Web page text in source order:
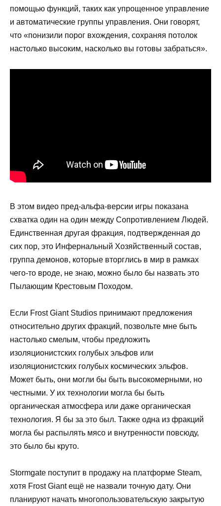
помощью функций, таких как упрощенное управление
и автоматические группы управления. Они говорят,
что «понизили порог вхождения, сохраняя потолок
настолько высоким, насколько вы готовы забраться».
В этом видео пред-альфа-версии игры показана
схватка один на один между Сопротивлением Людей.
Единственная другая фракция, подтвержденная до
сих пор, это Инфернальный Хозяйственный состав,
группа демонов, которые вторглись в мир в рамках
чего-то вроде, не знаю, можно было бы назвать это
Пылающим Крестовым Походом.
Если Frost Giant Studios принимают предложения
относительно других фракций, позвольте мне быть
настолько смелым, чтобы предложить
изоляционистских голубых эльфов или
изоляционистских голубых космических эльфов.
Может быть, они могли бы быть высокомерными, но
честными. У их технологии могла бы быть
органическая атмосфера или даже органическая
технология. Я бы за это был. Также одна из фракций
могла бы распылять мясо и внутренности повсюду,
это было бы круто.
Stormgate поступит в продажу на платформе Steam,
хотя Frost Giant ещё не назвали точную дату. Они
планируют начать многопользовательскую закрытую